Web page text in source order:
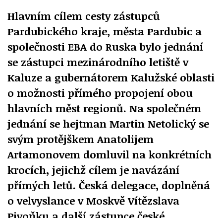
Hlavním cílem cesty zástupců
Pardubického kraje, města Pardubic a
společnosti EBA do Ruska bylo jednání
se zástupci mezinárodního letiště v
Kaluze a gubernátorem Kalužské oblasti
o možnosti přímého propojení obou
hlavních měst regionů. Na společném
jednání se hejtman Martin Netolický se
svým protějškem Anatolijem
Artamonovem domluvil na konkrétních
krocích, jejichž cílem je navázání
přímých letů. Česká delegace, doplněná
o velvyslance v Moskvě Vítězslava